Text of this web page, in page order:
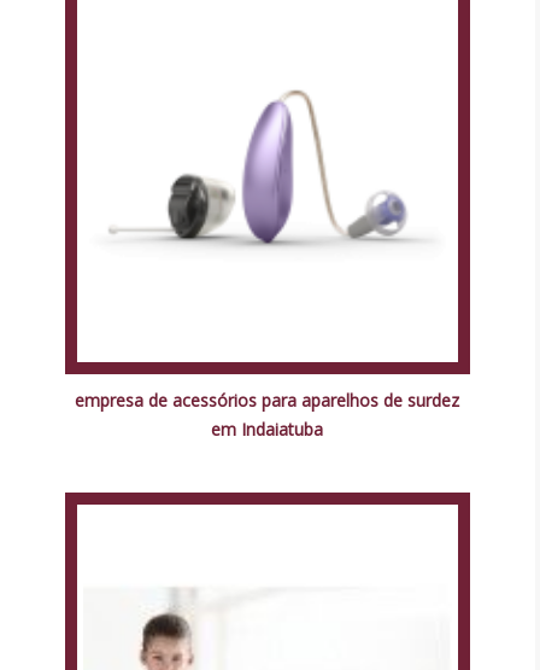
empresa de acessórios para aparelhos de surdez
em Indaiatuba